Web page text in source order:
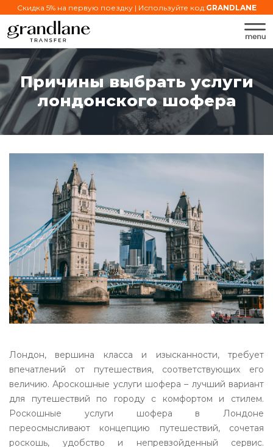
Скидка 5% на первую поездку | Используйте код:GRANDLANE
Причины выбрать услуги
лондонского шофера
Лондон, вершина класса и изысканности, требует
впечатлений от путешествия, соответствующих его
величию. Ароскошные услуги шофера – лучший вариант
для путешествий по городу с комфортом и стилем.
Роскошные услуги шофера в Лондоне
переосмысливают концепцию путешествий, сочетая
роскошь, удобство и непревзойденный сервис.